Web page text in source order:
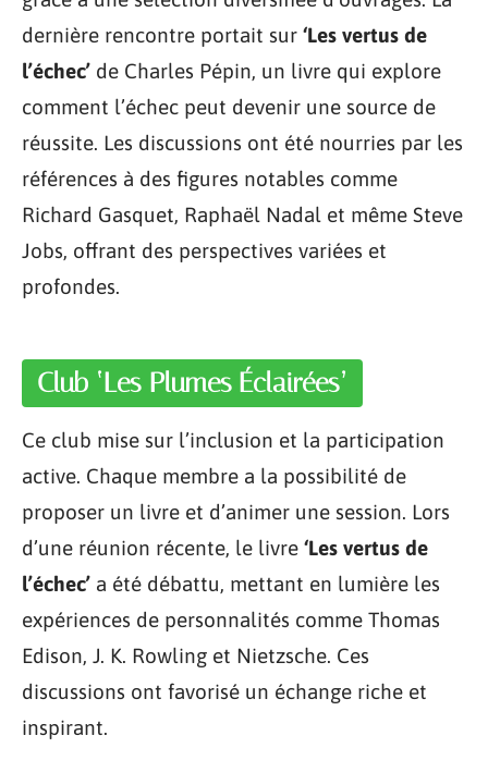
dernière rencontre portait sur ‘Les vertus de
l’échec’ de Charles Pépin, un livre qui explore
comment l’échec peut devenir une source de
réussite. Les discussions ont été nourries par les
références à des figures notables comme
Richard Gasquet, Raphaël Nadal et même Steve
Jobs, offrant des perspectives variées et
profondes.
Club ‘Les Plumes Éclairées’
Ce club mise sur l’inclusion et la participation
active. Chaque membre a la possibilité de
proposer un livre et d’animer une session. Lors
d’une réunion récente, le livre ‘Les vertus de
l’échec’ a été débattu, mettant en lumière les
expériences de personnalités comme Thomas
Edison, J. K. Rowling et Nietzsche. Ces
discussions ont favorisé un échange riche et
inspirant.